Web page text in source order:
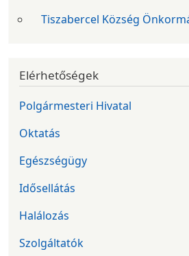
Tiszabercel Község
Elérhetőségek
Polgármesteri Hivatal
Oktatás
Egészségügy
Idősellátás
Halálozás
Szolgáltatók